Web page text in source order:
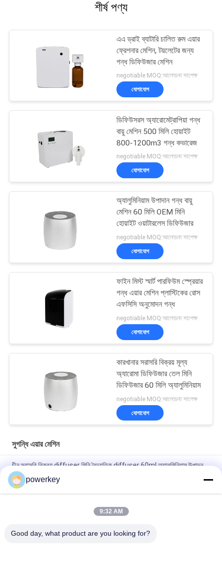
শীর্ষ পণ্য
এএ ড্রাই ব্যাটারি চালিত রুম এয়ার
ফ্রেশনার মেশিন, টয়লেটের জন্য
গন্ধ ডিফিউজার মেশিন
negotiable MOQ:আলোচনা সাপেক্ষ
যোগাযোগ
ডিফিউসরস অ্যারোমেট্রাপিয়া গন্ধ
বায়ু মেশিন 500 মিলি হোয়াইট
800-1200m3 গন্ধ কভারেজ
negotiable MOQ:আলোচনা সাপেক্ষ
যোগাযোগ
অ্যালুমিনিয়াম উপাদান গন্ধ বায়ু
মেশিন 60 মিলি OEM মিনি
হোয়াইট ওয়াটারলেস ডিফিউজার
negotiable MOQ:আলোচনা সাপেক্ষ
যোগাযোগ
ফাইন মিস্ট স্মার্ট পারফিউম স্প্রেয়ার
গন্ধ এয়ার মেশিন প্লাস্টিকের রোস
এফসিসি অনুমোদন গন্ধ
negotiable MOQ:আলোচনা সাপেক্ষ
যোগাযোগ
কারখানার সরাসরি বিক্রয় মূল্য
অ্যারোমা ডিফিউজার তেল মিনি
ডিফিউজার 60 মিলি অ্যালুমিনিয়াম
negotiable MOQ:আলোচনা সাপেক্ষ
যোগাযোগ
সুগন্ধি এয়ার মেশিন
চীন সরাসরি বিক্রয় diffuser মিনি বৈদ্যুতিক diffuser 60ml অ্যালুমিনিয়াম উত্পাদন
কারখানার সরাসরি বিক্রয় মূল্য অ্যারোমা অপরিহার্য তেল মিনি ডিফিউজার 60ml
অ্যালুমিনিয়াম
100Ml প্রিমিয়াম অপরিহার্য তেল ডিফিউজার মেশিন অ্যারোমেথেরাপি এয়ার ডিফিউজার
powerkey
9:32 AM
Good day, what product are you looking for?